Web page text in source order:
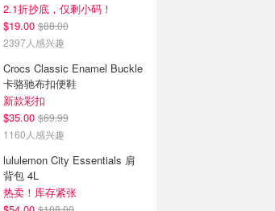
2.1折抄底，仅剩小码！
$19.00 $88.00
2397人感兴趣
Crocs Classic Enamel Buckle
卡骆驰布扣便鞋
新款彩扣
$35.00 $69.99
1160人感兴趣
lululemon City Essentials 肩
背包 4L
热卖！库存紧张